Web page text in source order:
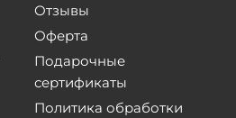
Отзывы
Оферта
Подарочные
сертификаты
Политика обработки